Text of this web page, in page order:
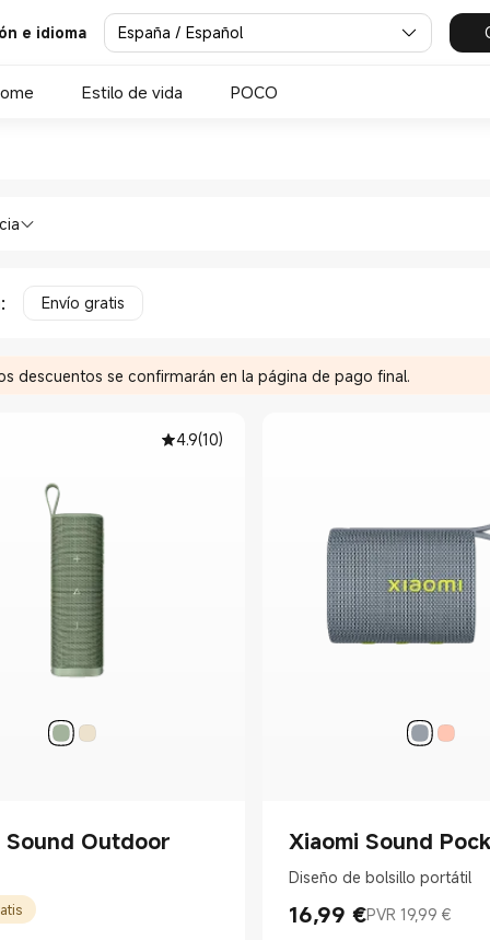
e idioma España / Español
Estilo de vida POCO
Xiaomi España
: Envío gratis
descuentos se confirmarán en la página de pago final.
4.9(10)
Sound Outdoor
Xiaomi Sound
Diseño de bolsillo portátil
16,99 €
Current Price €16.99
PVR 19,99 €
Precio de mercado 19,99 €